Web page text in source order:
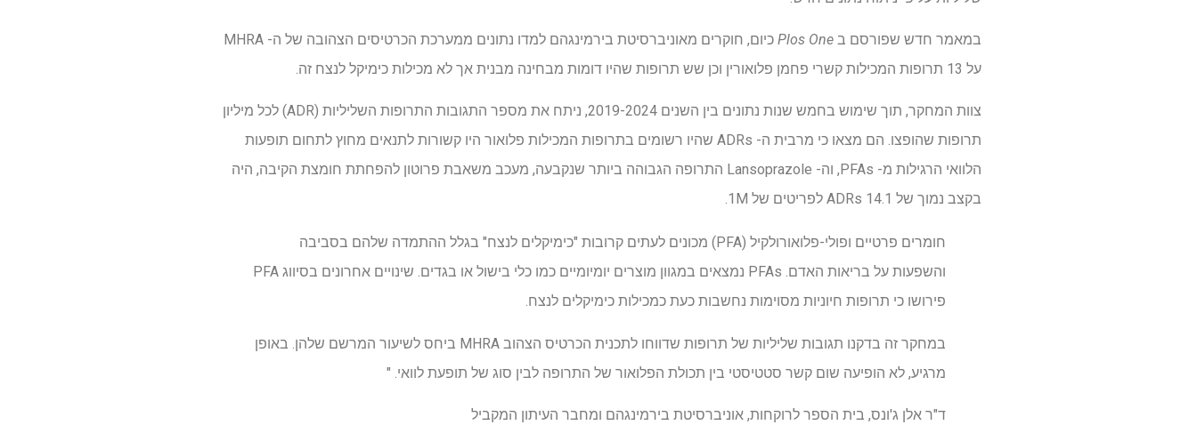
במאמר חדש שפורסם ב Plos One
כיום, חוקרים מאוניברסיטת בירמינגהם למדו נתונים ממערכת הכרטיסים הצהובה של ה- MHRA
על 13 תרופות המכילות קשרי פחמן פלואורין וכן שש תרופות שהיו דומות מבחינה מבנית אך לא מכילות כימיקל לנצח זה.
צוות המחקר, תוך שימוש בחמש שנות נתונים בין השנים 2019-2024, ניתח את מספר התגובות התרופות השליליות (ADR) לכל מיליון
תרופות שהופצו. הם מצאו כי מרבית ה- ADRs שהיו רשומים בתרופות המכילות פלואור היו קשורות לתנאים מחוץ לתחום תופעות
הלוואי הרגילות מ- PFAs, וה- Lansoprazole התרופה הגבוהה ביותר שנקבעה, מעכב משאבת פרוטון להפחתת חומצת הקיבה, היה
בקצב נמוך של 14.1 ADRs לפריטים של 1M.
חומרים פרטיים ופולי-פלואורולקיל (PFA) מכונים לעתים קרובות "כימיקלים לנצח" בגלל ההתמדה שלהם בסביבה
והשפעות על בריאות האדם. PFAs נמצאים במגוון מוצרים יומיומיים כמו כלי בישול או בגדים. שינויים אחרונים בסיווג PFA
פירושו כי תרופות חיוניות מסוימות נחשבות כעת כמכילות כימיקלים לנצח.
במחקר זה בדקנו תגובות שליליות של תרופות שדווחו לתכנית הכרטיס הצהוב MHRA ביחס לשיעור המרשם שלהן. באופן
מרגיע, לא הופיעה שום קשר סטטיסטי בין תכולת הפלואור של התרופה לבין סוג של תופעת לוואי. "
ד"ר אלן ג'ונס, בית הספר לרוקחות, אוניברסיטת בירמינגהם ומחבר העיתון המקביל